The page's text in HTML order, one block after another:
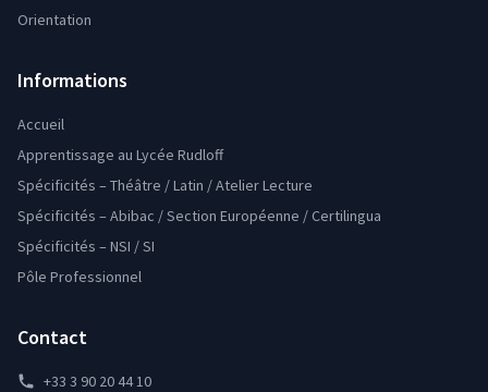
Orientation
Informations
Accueil
Apprentissage au Lycée Rudloff
Spécificités – Théâtre / Latin / Atelier Lecture
Spécificités – Abibac / Section Européenne / Certilingua
Spécificités – NSI / SI
Pôle Professionnel
Contact
+33 3 90 20 44 10